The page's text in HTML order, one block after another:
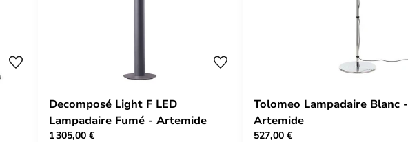
Decomposé Light F LED
Lampadaire Fumé - Artemide
1 305,00 €
Tolomeo Lampadaire Blanc -
Artemide
527,00 €